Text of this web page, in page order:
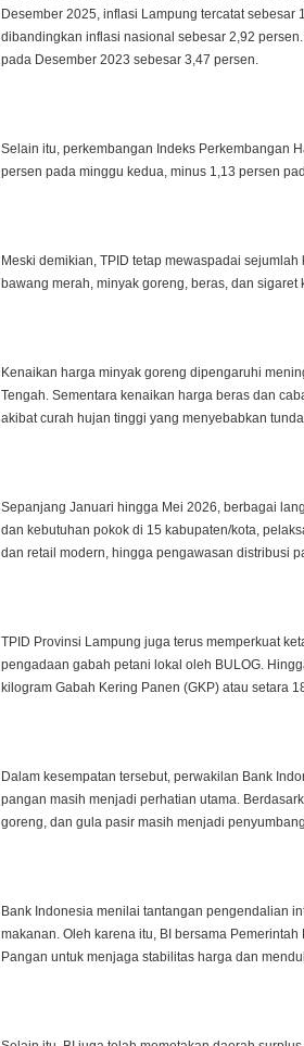
Desember 2025, inflasi Lampung tercatat
dibandingkan inflasi nasional sebesar 2,92
pada Desember 2023 sebesar 3,47 persen.
Selain itu, perkembangan Indeks Perkembangan
persen pada minggu kedua, minus 1,13 persen
Meski demikian, TPID tetap mewaspadai
bawang merah, minyak goreng, beras, dan sigaret
Kenaikan harga minyak goreng dipengaruhi
Tengah. Sementara kenaikan harga beras dan
akibat curah hujan tinggi yang menyebabkan tunda
Sepanjang Januari hingga Mei 2026, berbagai
dan kebutuhan pokok di 15 kabupaten/kota,
dan retail modern, hingga pengawasan distribusi
TPID Provinsi Lampung juga terus memperkuat
pengadaan gabah petani lokal oleh BULOG.
kilogram Gabah Kering Panen (GKP) atau setara
Dalam kesempatan tersebut, perwakilan Bank
pangan masih menjadi perhatian utama.
goreng, dan gula pasir masih menjadi
Bank Indonesia menilai tantangan pengendalian
makanan. Oleh karena itu, BI bersama
Pangan untuk menjaga stabilitas harga dan